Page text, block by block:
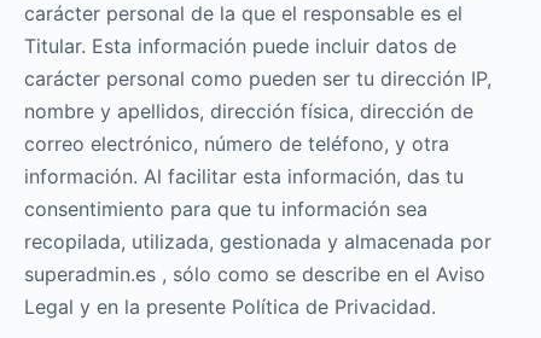
carácter personal de la que el responsable es el
Titular. Esta información puede incluir datos de
carácter personal como pueden ser tu dirección IP,
nombre y apellidos, dirección física, dirección de
correo electrónico, número de teléfono, y otra
información. Al facilitar esta información, das tu
consentimiento para que tu información sea
recopilada, utilizada, gestionada y almacenada por
superadmin.es , sólo como se describe en el Aviso
Legal y en la presente Política de Privacidad.